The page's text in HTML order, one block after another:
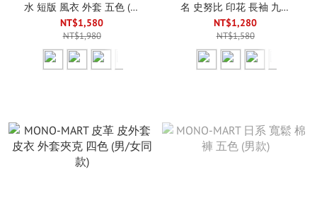
水 短版 風衣 外套 五色 (男
款)
NT$1,580
NT$1,980
名 史努比 印花 長袖 九款
(男款)
NT$1,280
NT$1,580